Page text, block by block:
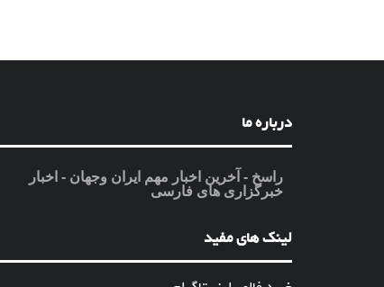
درباره ما
راسخ - آخرین اخبار مهم ایران وجهان - اخبار
خبرگزاری های فارسی
لینک های مفید